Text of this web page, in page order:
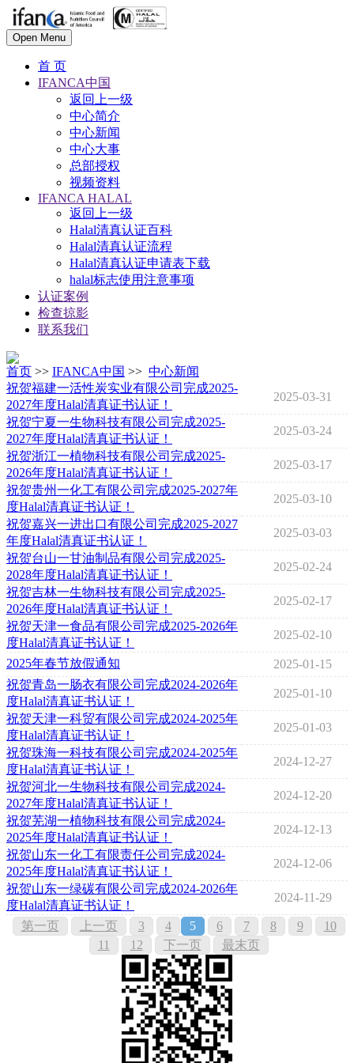
Open Menu
首 页
IFANCA中国
返回上一级
中心简介
中心新闻
中心大事
总部授权
视频资料
IFANCA HALAL
返回上一级
Halal清真认证百科
Halal清真认证流程
Halal清真认证申请表下载
halal标志使用注意事项
认证案例
检查掠影
联系我们
首页 >> IFANCA中国 >> 中心新闻
祝贺福建一活性炭实业有限公司完成2025-
2027年度Halal清真证书认证！
2025-03-31
祝贺宁夏一生物科技有限公司完成2025-
2027年度Halal清真证书认证！
2025-03-24
祝贺浙江一植物科技有限公司完成2025-
2026年度Halal清真证书认证！
2025-03-17
祝贺贵州一化工有限公司完成2025-2027年
度Halal清真证书认证！
2025-03-10
祝贺嘉兴一进出口有限公司完成2025-2027
年度Halal清真证书认证！
2025-03-03
祝贺台山一甘油制品有限公司完成2025-
2028年度Halal清真证书认证！
2025-02-24
祝贺吉林一生物科技有限公司完成2025-
2026年度Halal清真证书认证！
2025-02-17
祝贺天津一食品有限公司完成2025-2026年
度Halal清真证书认证！
2025-02-10
2025年春节放假通知
2025-01-15
祝贺青岛一肠衣有限公司完成2024-2026年
度Halal清真证书认证！
2025-01-10
祝贺天津一科贸有限公司完成2024-2025年
度Halal清真证书认证！
2025-01-03
祝贺珠海一科技有限公司完成2024-2025年
度Halal清真证书认证！
2024-12-27
祝贺河北一生物科技有限公司完成2024-
2027年度Halal清真证书认证！
2024-12-20
祝贺芜湖一植物科技有限公司完成2024-
2025年度Halal清真证书认证！
2024-12-13
祝贺山东一化工有限责任公司完成2024-
2025年度Halal清真证书认证！
2024-12-06
祝贺山东一绿碳有限公司完成2024-2026年
度Halal清真证书认证！
2024-11-29
第一页 上一页 3 4 5 6 7 8 9
10
11
12 下一页 最末页